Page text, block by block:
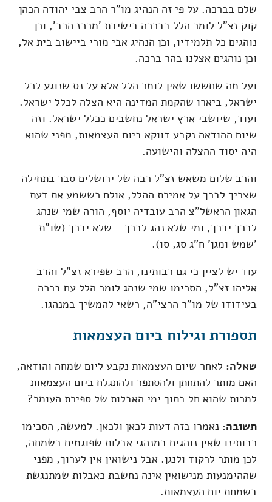
שלם בברכה. על פי זה הנהיג מו"ר הרב צבי יהודה הכהן
קוק זצ"ל לומר הלל בברכה בישיבת 'מרכז הרב', וכן
נוהגים כל תלמידיו, וכן הנהיג אבי מורי ביישוב בית אל,
וכן נוהגים אצלנו בהר ברכה.
ועל מה שחששו שאין לומר הלל אלא על נס שנוגע לכל
ישראל, ביארו שהקמת המדינה היא הצלה לכלל ישראל.
ועוד, שיושבי ארץ ישראל נחשבים ככלל ישראל. וזה
שיום ההודאה נקבע דווקא ביום העצמאות, מפני שהוא
היה יסוד ההצלה והישועה.
והרב שלום משאש זצ"ל רבה של ירושלים סבר בתחילה
שצריך לברך על אמירת ההלל, אולם כששמע את דעת
הגאון הראשל"צ הרב עובדיה יוסף, הורה שמי שנהג
לברך יברך, ומי שלא נהג לברך – שלא יברך (שו"ת
'שמש ומגן' ח"ג סג, סו).
עוד יש לציין כי גם רבותינו, הרב שפירא זצ"ל והרב
אליהו זצ"ל, הסכימו שמי שנהג לומר הלל עם ברכה
בעידודו של מו"ר הרצי"ה, רשאי להמשיך במנהגו.
תספורת וגילוח ביום העצמאות
שאלה: לאחר שיום העצמאות נקבע ליום שמחה והודאה,
האם מותר להתחתן ולהסתפר ולהתגלח ביום העצמאות
למרות שהוא חל בתוך ימי האבלות של ספירת העומר?
תשובה: נאמרו בזה דעות לכאן ולכאן. למעשה, הסכימו
רבותינו שאין נוהגים במנהגי אבלות שפוגמים בשמחה,
לכן מותר לרקוד ולנגן. אבל נישואין אין לערוך, מפני
שההימנעות מנישואין אינה נחשבת כאבלות שמתנגשת
בשמחת יום העצמאות.